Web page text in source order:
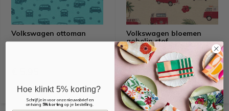
Volkswagen ottoman
Volkswagen bloemen
gobelin stof
€ 9,95
Hoe klinkt 5% korting?
Schrijf je in voor onze nieuwsbrief en
ontvang 5% kortingop je bestelling.